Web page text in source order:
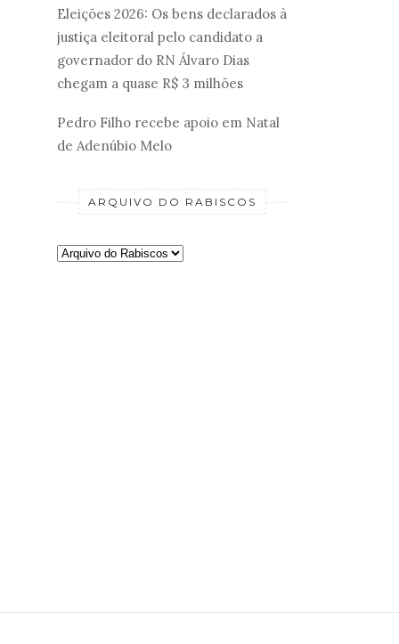
Eleições 2026: Os bens declarados à
justiça eleitoral pelo candidato a
governador do RN Álvaro Dias
chegam a quase R$ 3 milhões
Pedro Filho recebe apoio em Natal
de Adenúbio Melo
ARQUIVO DO RABISCOS